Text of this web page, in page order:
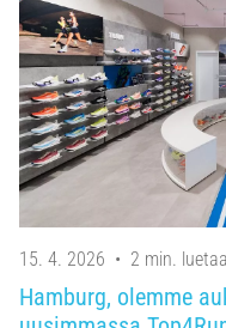
15. 4. 2026 • 2 min.
Hamburg, olemme